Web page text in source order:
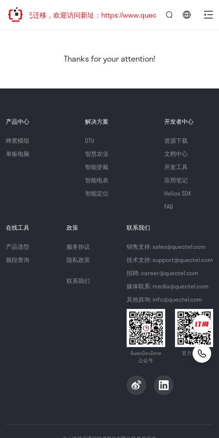
站地址已迁移，欢迎访问新址：https://www.quectel.com.cn
Thanks for your attention!
产品中心
蜂窝模组
单板电脑
解决方案
DTU
智慧农业
智能穿戴
智能电表
智能定位
开发者中心
资源下载
文档中心
开发工具
应用笔记
Helios SDK
FAQ
在线工具
产品选型
频段查询
政策
服务协议
隐私政策
联系我们
联系我们
销售支持: sales@quectel.com
技术支持: support@quectel.com
招聘: career@quectel.com
媒体联系: media@quectel.com
其他咨询: info@quectel.com
QuecDevZone
公众号
官方公众号